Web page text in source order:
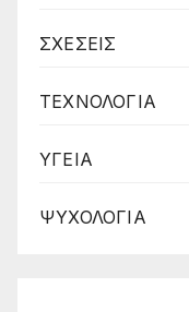
ΣΧΕΣΕΙΣ
ΤΕΧΝΟΛΟΓΙΑ
ΥΓΕΙΑ
ΨΥΧΟΛΟΓΙΑ